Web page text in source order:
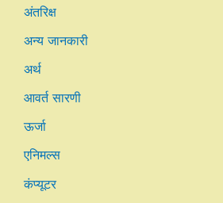
अंतरिक्ष
अन्य जानकारी
अर्थ
आवर्त सारणी
ऊर्जा
एनिमल्स
कंप्यूटर